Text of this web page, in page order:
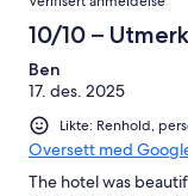
10/10 –
Ben
17. des. 2025
Likte: Renhold,
Oversett med
The hotel was